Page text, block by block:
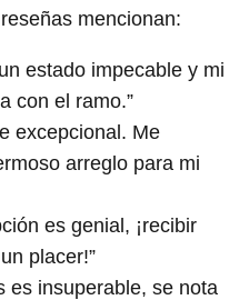
mencionan:
estado impecable y mi
con el ramo.”
excepcional. Me
arreglo para mi
es genial, ¡recibir
placer!”
es insuperable, se nota